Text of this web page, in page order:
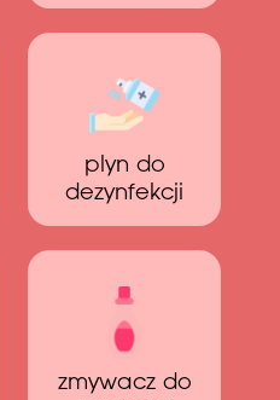
plyn do
dezynfekcji
zmywacz do